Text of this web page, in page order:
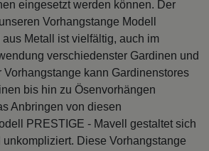
eingesetzt werden können. Der
Vorhangstange Modell
Metall ist vielfältig, auch im
verschiedenster Gardinen und
Vorhangstange kann Gardinenstores
bis hin zu Ösenvorhängen
Anbringen von diesen
PRESTIGE - Mavell gestaltet sich
Diese Vorhangstange